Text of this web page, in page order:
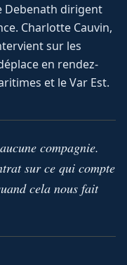
Debenath dirigent
Charlotte Cauvin,
sur les
en rendez-
et le Var Est.
compagnie.
sur ce qui compte
cela nous fait